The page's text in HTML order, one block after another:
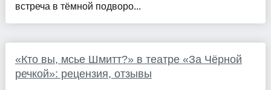
встреча в тёмной подворо...
«Кто вы, мсье Шмитт?» в театре «За Чёрной
речкой»: рецензия, отзывы